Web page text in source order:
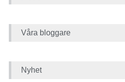
Våra bloggare
Nyhet